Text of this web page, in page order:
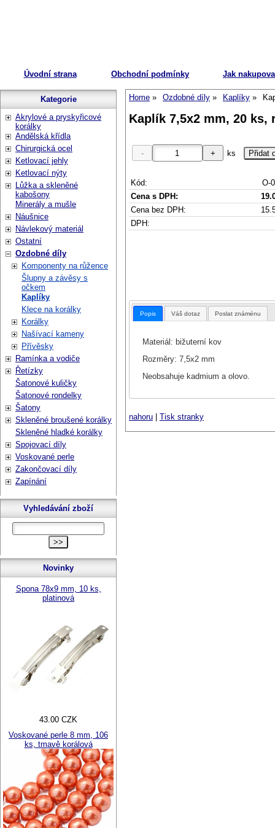
Úvodní strana Obchodní podmínky Jak
Home Ozdobné díly Kaplíky
Kaplík 7,5x2 mm, 20 ks,
ks
Kód:
O-
Cena s DPH:
Cena bez DPH:
DPH:
Popis Váš dotaz Poslat známénu
Materiál: bižuterní kov
Rozměry: 7,5x2 mm
Neobsahuje kadmium a olovo.
nahoru Tisk stranky
Kategorie
Akrylové a pryskyřicové
korálky
Andělská křídla
Chirurgická ocel
Ketlovací jehly
Ketlovací nýty
Lůžka a skleněné
kabošony
Minerály a mušle
Náušnice
Návlekový materiál
Ostatní
Ozdobné díly
Komponenty na růžence
Šlupny a závěsy s
očkem
Kaplíky
Klece na korálky
Korálky
Našívací kameny
Přívěsky
Ramínka a vodiče
Řetízky
Šatonové kuličky
Šatonové rondelky
Šatony
Skleněné broušené korálky
Skleněné hladké korálky
Spojovací díly
Voskované perle
Zakončovací díly
Zapínání
Vyhledávání zboží
Novinky
Spona 78x9 mm, 10 ks,
platinová
43.00 CZK
Voskované perle 8 mm, 106
ks, tmavě korálová